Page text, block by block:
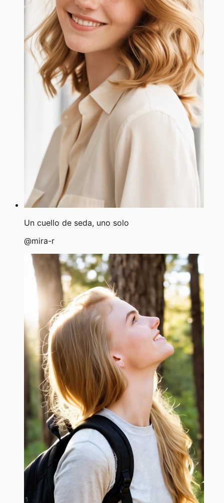
Un cuello de seda, uno solo
@mira-r